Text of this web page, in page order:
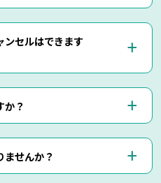
約が可能です。
や回収物の詳細など、ご説明
も可能でございます。
せて頂きますのでご安心くだ
ださいませ。
確なお見積りを出せない場合
ール・LINEでのお見積り
きます。
は『出張お見積り』をご希望
て頂きます。
ンセルはできます
んのでご安心ください。
れていないお客様に対して無
ましてはキャンセル料を頂く
か？
応エリア内でしたら、最短25
。
ませんか？